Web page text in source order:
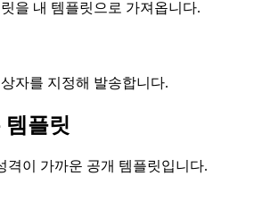
을 내 템플릿으로 가져옵니다.
자를 지정해 발송합니다.
템플릿
격이 가까운 공개 템플릿입니다.